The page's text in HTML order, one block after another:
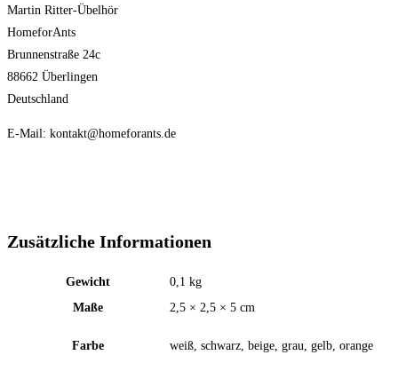
Martin Ritter-Übelhör
HomeforAnts
Brunnenstraße 24c
88662 Überlingen
Deutschland
E-Mail: kontakt@homeforants.de
Zusätzliche Informationen
Gewicht
0,1 kg
Maße
2,5 × 2,5 × 5 cm
Farbe weiß, schwarz, beige, grau, gelb, orange